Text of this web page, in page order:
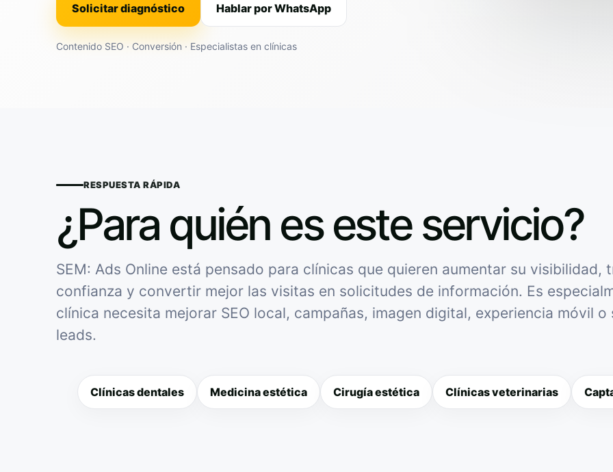
Solicitar diagnóstico Hablar por WhatsApp
Contenido SEO · Conversión · Especialistas en clínicas
RESPUESTA RÁPIDA
¿Para quién es este servicio?
SEM: Ads Online está pensado para clínicas que quieren aumentar su visibilidad,
confianza y convertir mejor las visitas en solicitudes de información. Es
clínica necesita mejorar SEO local, campañas, imagen digital, experiencia móvil o
leads.
Clínicas dentales Medicina estética Cirugía estética Clínicas veterinarias